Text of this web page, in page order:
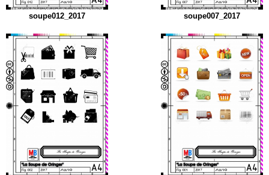
soupe012_2017 soupe007_2017